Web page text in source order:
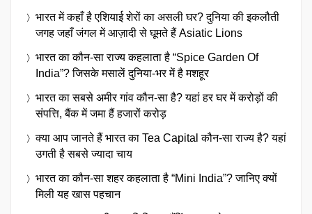
भारत में कहाँ है एशियाई शेरों का असली घर? दुनिया की इकलौती
जगह जहाँ जंगल में आज़ादी से घूमते हैं Asiatic Lions
भारत का कौन-सा राज्य कहलाता है “Spice Garden Of
India”? जिसके मसालें दुनिया-भर में है मशहूर
भारत का सबसे अमीर गांव कौन-सा है? यहां हर घर में करोड़ों की
संपत्ति, बैंक में जमा हैं हजारों करोड़
क्या आप जानते हैं भारत का Tea Capital कौन-सा राज्य है? यहां
उगती है सबसे ज्यादा चाय
भारत का कौन-सा शहर कहलाता है “Mini India”? जानिए क्यों
मिली यह खास पहचान